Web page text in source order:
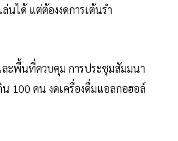
นได้ แต่ต้องงดการเต้นรำ
ะพื้นที่ควบคุม การประชุมสัมมนา
น 100 คน งดเครื่องดื่มแอลกอฮอล์